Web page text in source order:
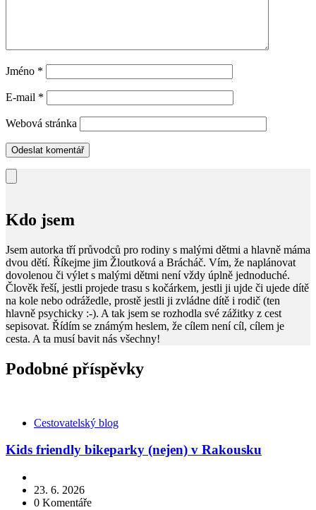
Jméno *
E-mail *
Webová stránka
Kdo jsem
Jsem autorka tří průvodců pro rodiny s malými dětmi a hlavně máma
dvou dětí. Říkejme jim Žloutková a Brácháč. Vím, že naplánovat
dovolenou či výlet s malými dětmi není vždy úplně jednoduché.
Člověk řeší, jestli projede trasu s kočárkem, jestli ji ujde či ujede dítě
na kole nebo odrážedle, prostě jestli ji zvládne dítě i rodič (ten
hlavně psychicky :-). A tak jsem se rozhodla své zážitky z cest
sepisovat. Řídím se známým heslem, že cílem není cíl, cílem je
cesta. A ta musí bavit nás všechny!
Podobné příspěvky
KategorieCestovatelský blog
Kids friendly bikeparky (nejen) v Rakousku
23. 6. 2026
0 Komentáře